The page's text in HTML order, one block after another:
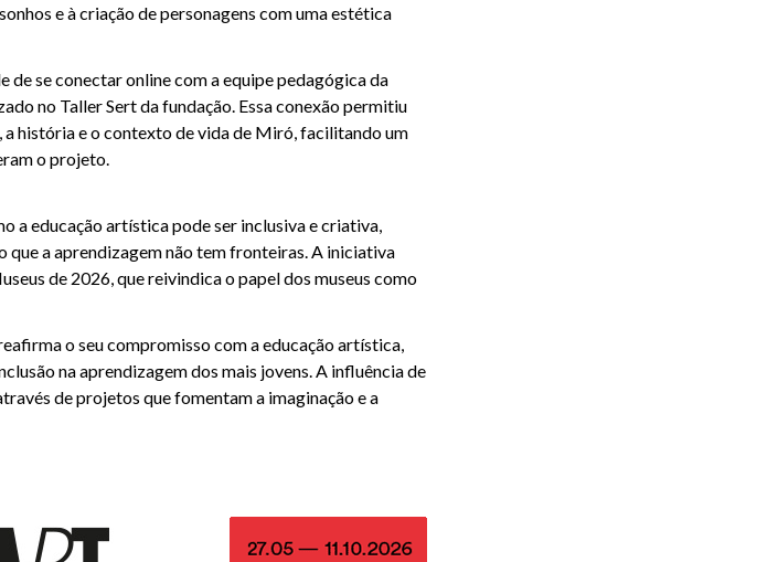
e à criação de personagens com uma estética
de se conectar online com a equipe pedagógica da
no Taller Sert da fundação. Essa conexão permitiu
a história e o contexto de vida de Miró, facilitando um
o projeto.
educação artística pode ser inclusiva e criativa,
a aprendizagem não tem fronteiras. A iniciativa
de 2026, que reivindica o papel dos museus como
o seu compromisso com a educação artística,
na aprendizagem dos mais jovens. A influência de
de projetos que fomentam a imaginação e a